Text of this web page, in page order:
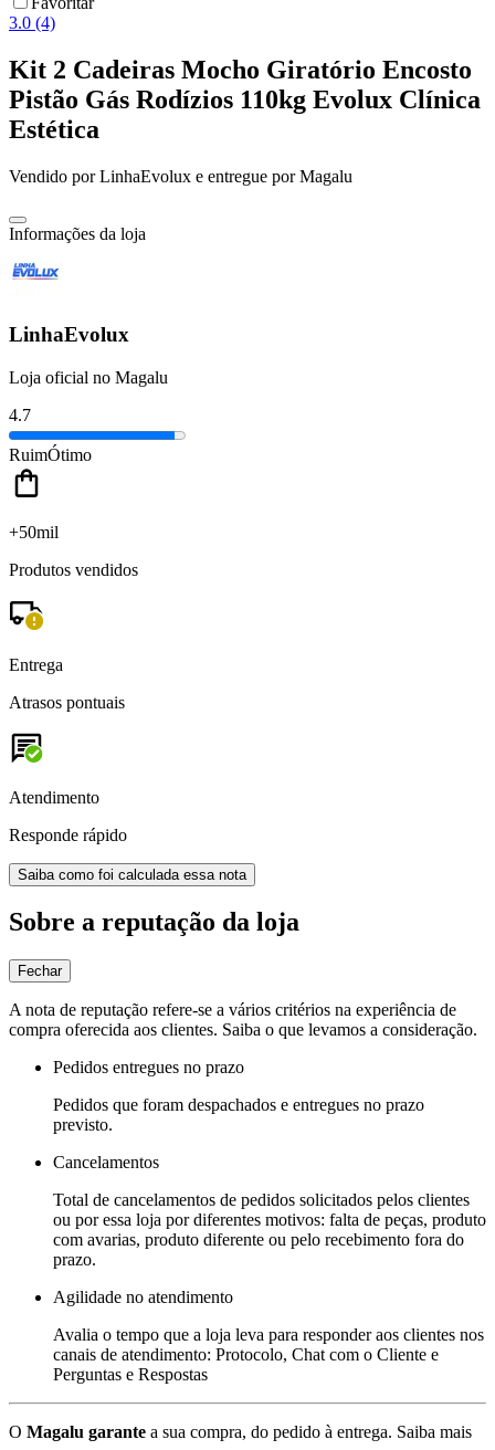
3.0 (4)
Kit 2 Cadeiras Mocho Giratório Encosto
Pistão Gás Rodízios 110kg Evolux Clínica
Estética
Vendido porLinhaEvolux e entregue por Magalu
Informações da loja
LinhaEvolux
Loja oficial no Magalu
4.7
RuimÓtimo
+50mil
Produtos vendidos
Entrega
Atrasos pontuais
Atendimento
Responde rápido
Saiba como foi calculada essa nota
Sobre a reputação da loja
Fechar
A nota de reputação refere-se a vários critérios na experiência de
compra oferecida aos clientes. Saiba o que levamos a consideração.
Pedidos entregues no prazo
Pedidos que foram despachados e entregues no prazo
previsto.
Cancelamentos
Total de cancelamentos de pedidos solicitados pelos clientes
ou por essa loja por diferentes motivos: falta de peças, produto
com avarias, produto diferente ou pelo recebimento fora do
prazo.
Agilidade no atendimento
Avalia o tempo que a loja leva para responder aos clientes nos
canais de atendimento: Protocolo, Chat com o Cliente e
Perguntas e Respostas
O Magalu garante a sua compra, do pedido à entrega. Saiba mais